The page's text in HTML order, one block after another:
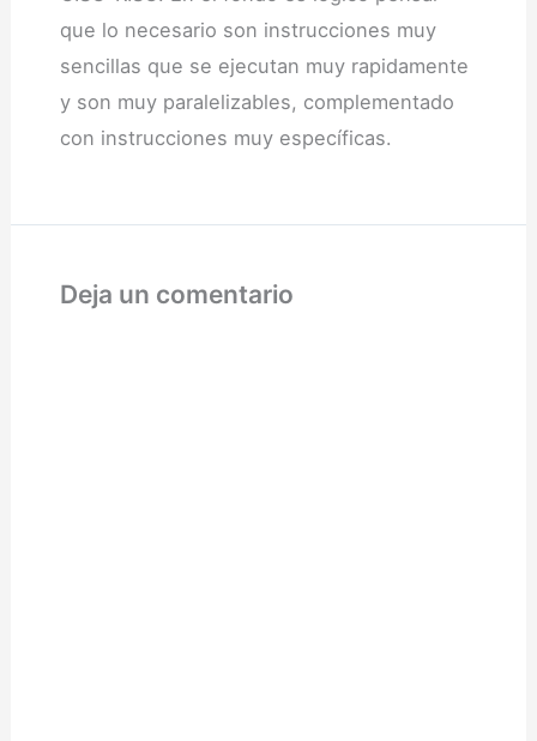
que lo necesario son instrucciones muy
sencillas que se ejecutan muy rapidamente
y son muy paralelizables, complementado
con instrucciones muy específicas.
Deja un comentario